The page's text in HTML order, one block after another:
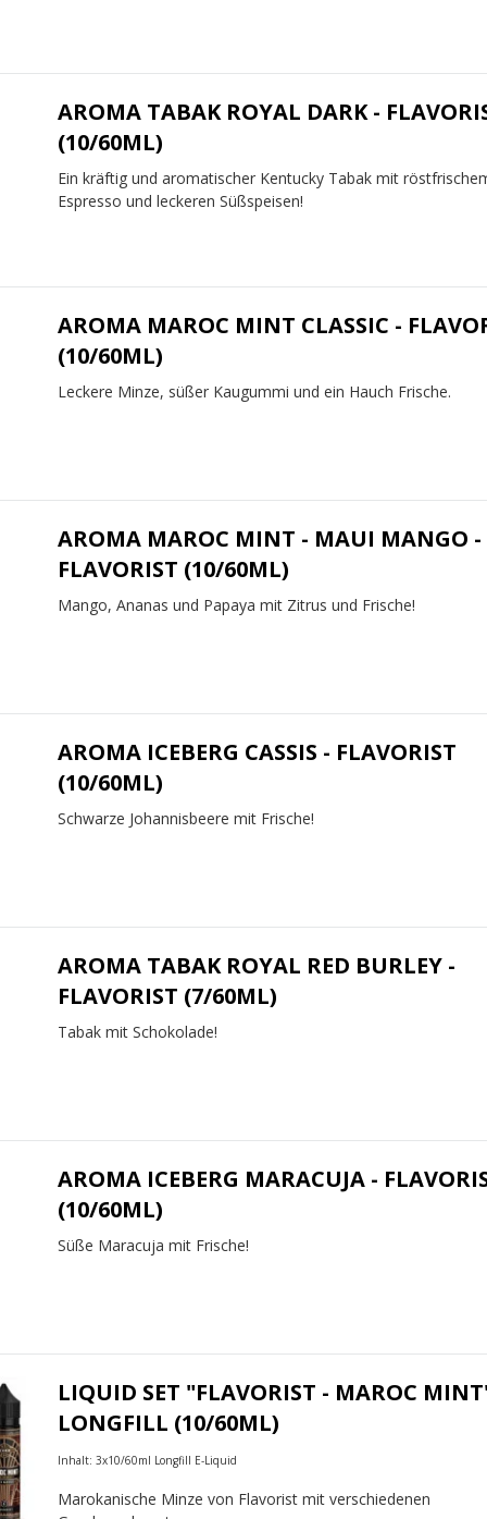
AROMA TABAK ROYAL DARK -
(10/60ML)
Ein kräftig und aromatischer Kentucky Tabak mit
Espresso und leckeren Süßspeisen!
AROMA MAROC MINT CLASSIC -
(10/60ML)
Leckere Minze, süßer Kaugummi und ein Hauch Frische.
AROMA MAROC MINT - MAUI MANGO -
FLAVORIST (10/60ML)
Mango, Ananas und Papaya mit Zitrus und Frische!
AROMA ICEBERG CASSIS - FLAVORIST
(10/60ML)
Schwarze Johannisbeere mit Frische!
AROMA TABAK ROYAL RED BURLEY -
FLAVORIST (7/60ML)
Tabak mit Schokolade!
AROMA ICEBERG MARACUJA -
(10/60ML)
Süße Maracuja mit Frische!
LIQUID SET "FLAVORIST - MAROC
LONGFILL (10/60ML)
Inhalt: 3x10/60ml Longfill E-Liquid
Marokanische Minze von Flavorist mit verschiedenen